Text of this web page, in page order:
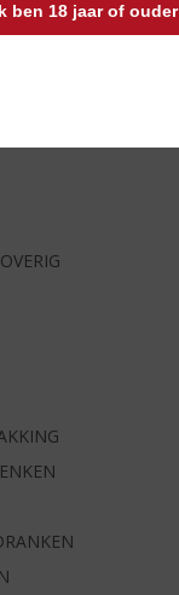
ben 18 jaar of ouder